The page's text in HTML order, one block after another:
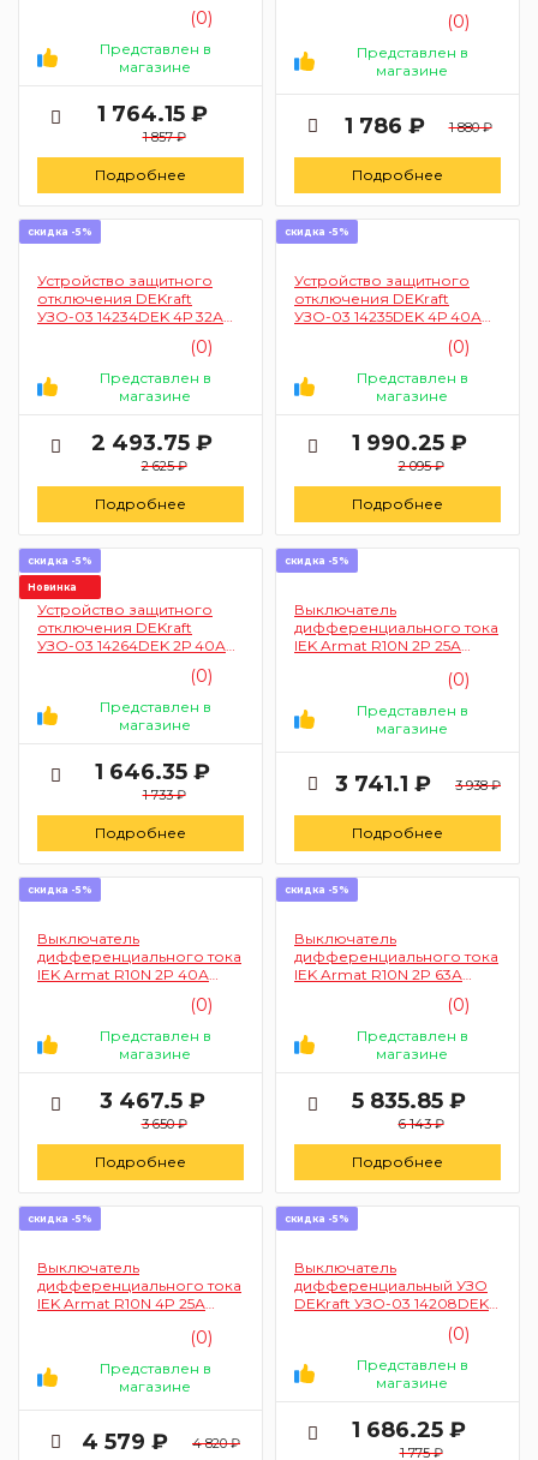
(0)
Представлен в
магазине
1 764.15 ₽
1 857 ₽
Подробнее
(0)
Представлен в
магазине
1 786 ₽ 1 880 ₽
Подробнее
скидка -5%
Устройство защитного
отключения DEKraft
УЗО-03 14234DEK 4Р 32А
(0)
Представлен в
магазине
2 493.75 ₽
2 625 ₽
Подробнее
скидка -5%
Устройство защитного
отключения DEKraft
УЗО-03 14235DEK 4Р 40А
(0)
Представлен в
магазине
1 990.25 ₽
2 095 ₽
Подробнее
скидка -5%
Новинка
Устройство защитного
отключения DEKraft
УЗО-03 14264DEK 2Р 40А
(0)
Представлен в
магазине
1 646.35 ₽
1 733 ₽
Подробнее
скидка -5%
Выключатель
дифференциального тока
IEK Armat R10N 2P 25А
(0)
Представлен в
магазине
3 741.1 ₽ 3 938 ₽
Подробнее
скидка -5%
Выключатель
дифференциального тока
IEK Armat R10N 2P 40А
(0)
Представлен в
магазине
3 467.5 ₽
3 650 ₽
Подробнее
скидка -5%
Выключатель
дифференциального тока
IEK Armat R10N 2P 63А
(0)
Представлен в
магазине
5 835.85 ₽
6 143 ₽
Подробнее
скидка -5%
Выключатель
дифференциального тока
IEK Armat R10N 4P 25А
(0)
Представлен в
магазине
4 579 ₽ 4 820 ₽
скидка -5%
Выключатель
дифференциальный УЗО
DEKraft УЗО-03 14208DEK
(0)
Представлен в
магазине
1 686.25 ₽
1 775 ₽